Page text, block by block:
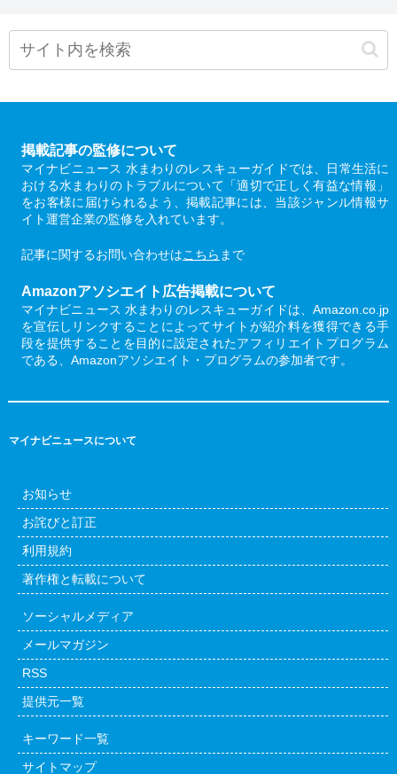
掲載記事の監修について
マイナビニュース 水まわりのレスキューガイドでは、日常生活に
おける水まわりのトラブルについて「適切で正しく有益な情報」
をお客様に届けられるよう、掲載記事には、当該ジャンル情報サ
イト運営企業の監修を入れています。
記事に関するお問い合わせはこちら まで
Amazonアソシエイト広告掲載について
マイナビニュース 水まわりのレスキューガイドは、Amazon.co.jp
を宣伝しリンクすることによってサイトが紹介料を獲得できる手
段を提供することを目的に設定されたアフィリエイトプログラム
である、Amazonアソシエイト・プログラムの参加者です。
マイナビニュースについて
お知らせ
お詫びと訂正
利用規約
著作権と転載について
ソーシャルメディア
メールマガジン
RSS
提供元一覧
キーワード一覧
サイトマップ